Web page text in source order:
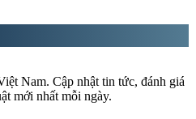
Nam. Cập nhật tin tức, đánh giá
mới nhất mỗi ngày.